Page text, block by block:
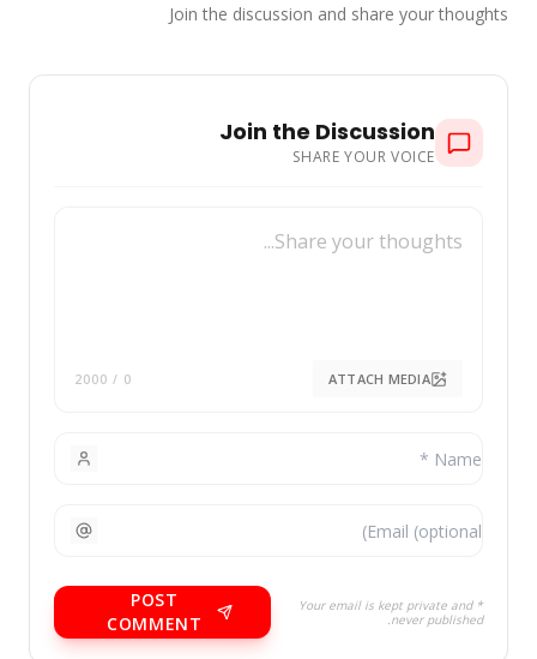
Join the discussion and share your
Join the Discussion
SHARE YOUR VOICE
ATTACH MEDIA
* Your email is kept private and
never published.
POST
COMMENT